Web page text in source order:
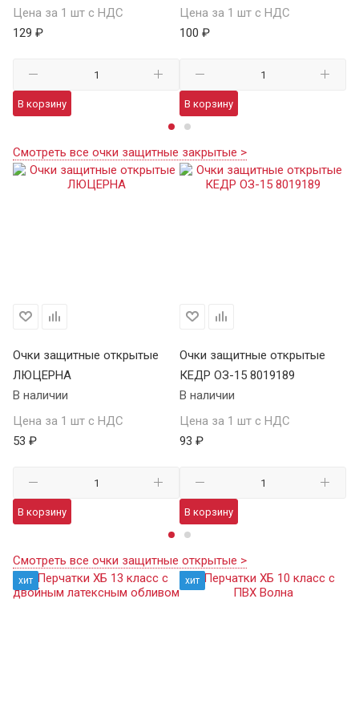
Цена за 1 шт с НДС
129 ₽
В корзину
Цена за 1 шт с НДС
100 ₽
В корзину
Смотреть все очки защитные закрытые >
Очки защитные открытые
ЛЮЦЕРНА
В наличии
Цена за 1 шт с НДС
53 ₽
В корзину
Очки защитные открытые
КЕДР ОЗ-15 8019189
В наличии
Цена за 1 шт с НДС
93 ₽
В корзину
Смотреть все очки защитные открытые >
хит хит